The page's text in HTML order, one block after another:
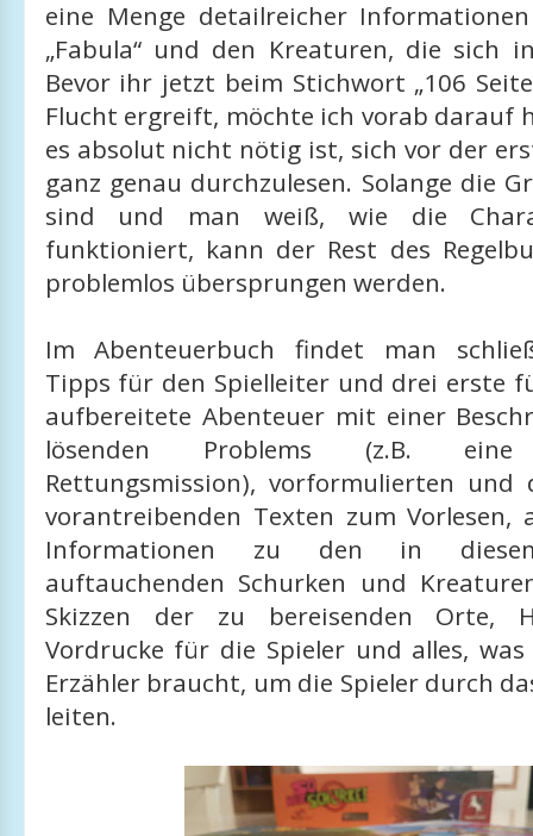
eine Menge detailreicher
„Fabula“ und den Kreaturen, die sich
Bevor ihr jetzt beim Stichwort „106
Flucht ergreift, möchte ich vorab darauf
es absolut nicht nötig ist, sich vor der
ganz genau durchzulesen. Solange die
sind und man weiß, wie die
funktioniert, kann der Rest des
problemlos übersprungen werden.
Im Abenteuerbuch findet man
Tipps für den Spielleiter und drei erste
aufbereitete Abenteuer mit einer
lösenden Problems (z.B. eine
Rettungsmission), vorformulierten und
vorantreibenden Texten zum Vorlesen,
Informationen zu den in
auftauchenden Schurken und
Skizzen der zu bereisenden Orte,
Vordrucke für die Spieler und alles,
Erzähler braucht, um die Spieler durch
leiten.